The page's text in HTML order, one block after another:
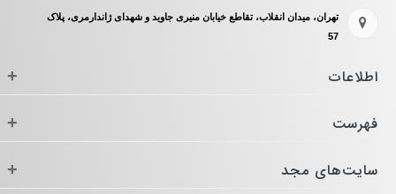
تهران، میدان انقلاب، تقاطع خیابان منیری جاوید و شهدای ژاندارمری، پلاک
57
اطلاعات +
فهرست +
سایت‌های مجد +